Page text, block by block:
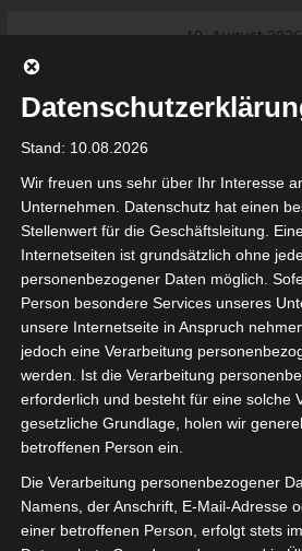
10. August 2026
beginnt am 22.
2026 (Update)
Meisterschaft an
Ligue 1 Pro:
Spieltage der
Ligue 2 Pro
Saison beginnt am
September 2026
Internationaler
lehnt Eilverfahren
steuert auf die
Tunesien
von Google Adsense (Google Ireland
Ireland) benötigen wir laut DSGVO Ihre
Daten erhoben, verarbeitet und
bitte den
Google Adsenseist deaktiviert. ✓ Erlauben
Stand: 10.08.2026
Wir freuen uns sehr über Ihr Interesse
Unternehmen. Datenschutz hat einen
Stellenwert für die Geschäftsleitung.
Internetseiten ist grundsätzlich ohne
personenbezogener Daten möglich.
Person besondere Services unseres
unsere Internetseite in Anspruch
jedoch eine Verarbeitung
werden. Ist die Verarbeitung
erforderlich und besteht für eine solche
gesetzliche Grundlage, holen wir
betroffenen Person ein.
Die Verarbeitung personenbezogener
Namens, der Anschrift, E-Mail-Adresse
einer betroffenen Person, erfolgt stets